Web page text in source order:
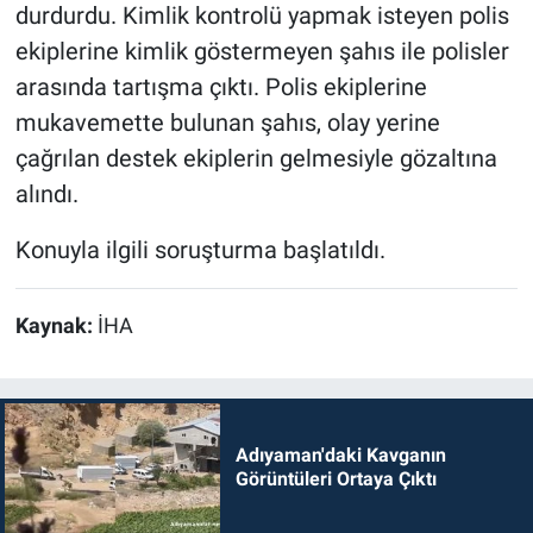
durdurdu. Kimlik kontrolü yapmak isteyen polis
ekiplerine kimlik göstermeyen şahıs ile polisler
arasında tartışma çıktı. Polis ekiplerine
mukavemette bulunan şahıs, olay yerine
çağrılan destek ekiplerin gelmesiyle gözaltına
alındı.
Konuyla ilgili soruşturma başlatıldı.
Kaynak: İHA
Adıyaman'daki Kavganın
Görüntüleri Ortaya Çıktı